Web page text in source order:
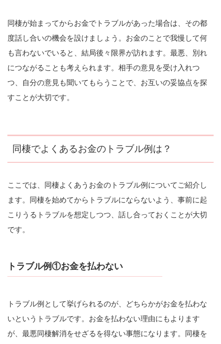
同棲が始まってからお金でトラブルがあった場合は、その都
度話し合いの機会を設けましょう。お金のことで我慢して何
も言わないでいると、結局後々限界が訪れます。最悪、別れ
につながることも考えられます。相手の意見を受け入れつ
つ、自分の意見も聞いてもらうことで、お互いの妥協点を探
すことが大切です。
同棲でよくあるお金のトラブル例は？
ここでは、同棲よくあうお金のトラブル例についてご紹介し
ます。同棲を始めてからトラブルにならないよう、事前に起
こりうるトラブルを想定しつつ、話し合っておくことが大切
です。
トラブル例①お金を払わない
トラブル例として挙げられるのが、どちらかがお金を払わな
いというトラブルです。お金を払わない理由にもよります
が、最悪同棲解消をせざるを得ない事態になります。同棲を